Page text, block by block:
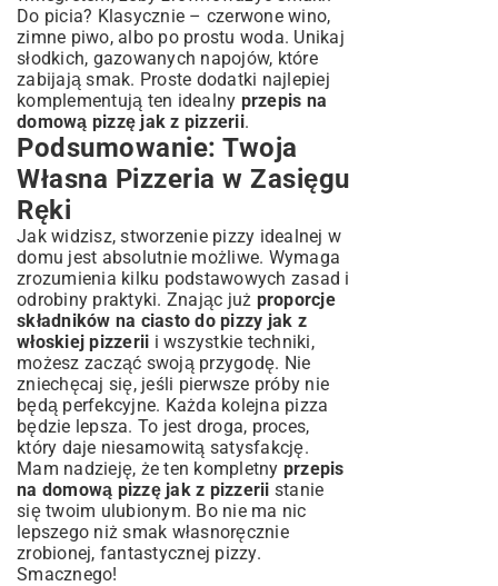
Do picia? Klasycznie – czerwone wino,
zimne piwo, albo po prostu woda. Unikaj
słodkich, gazowanych napojów, które
zabijają smak. Proste dodatki najlepiej
komplementują ten idealny przepis na
domową pizzę jak z pizzerii.
Podsumowanie: Twoja
Własna Pizzeria w Zasięgu
Ręki
Jak widzisz, stworzenie pizzy idealnej w
domu jest absolutnie możliwe. Wymaga
zrozumienia kilku podstawowych zasad i
odrobiny praktyki. Znając już proporcje
składników na ciasto do pizzy jak z
włoskiej pizzerii i wszystkie techniki,
możesz zacząć swoją przygodę. Nie
zniechęcaj się, jeśli pierwsze próby nie
będą perfekcyjne. Każda kolejna pizza
będzie lepsza. To jest droga, proces,
który daje niesamowitą satysfakcję.
Mam nadzieję, że ten kompletny przepis
na domową pizzę jak z pizzerii stanie
się twoim ulubionym. Bo nie ma nic
lepszego niż smak własnoręcznie
zrobionej, fantastycznej pizzy.
Smacznego!